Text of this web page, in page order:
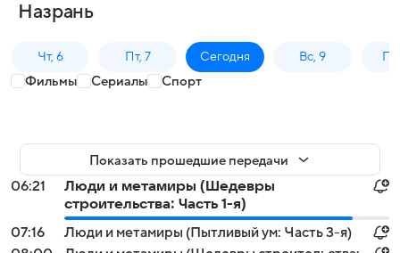
Назрань
Чт, 6 Пт, 7 Сегодня Вс, 9
Фильмы Сериалы Спорт
Показать прошедшие передачи
06:21
Люди и метамиры (Шедевры
строительства: Часть 1-я)
07:16
Люди и метамиры (Пытливый ум: Часть 3-я)